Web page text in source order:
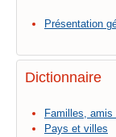
Présentation
Dictionnaire
Familles,
Pays et villes